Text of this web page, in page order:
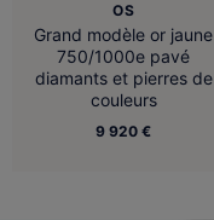
OS
Grand modèle or jaune
750/1000e pavé
diamants et pierres de
couleurs
9 920 €